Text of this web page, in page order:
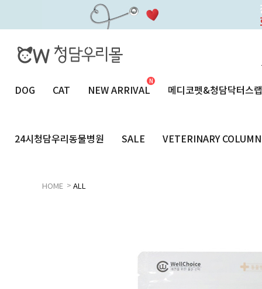
DOG CAT NEW ARRIVAL 메디코펫&청담닥터스랩
24시청담우리동물병원 SALE VETERINARY COLUMN
HOME > ALL